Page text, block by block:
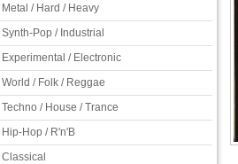
Metal / Hard / Heavy
Synth-Pop / Industrial
Experimental / Electronic
World / Folk / Reggae
Techno / House / Trance
Hip-Hop / R'n'B
Classical